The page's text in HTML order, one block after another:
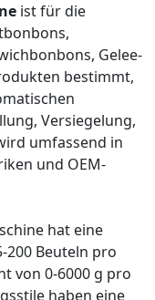
ist für die
Gelee-
bestimmt,
Versiegelung,
umfassend in
und OEM-
hat eine
200 Beuteln pro
von 0-6000 g pro
haben eine